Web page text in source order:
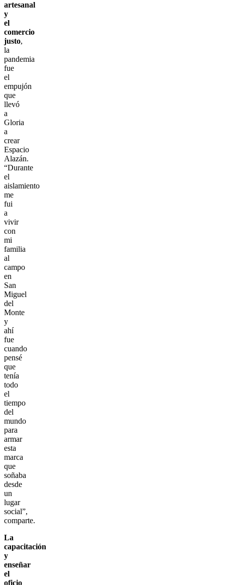
artesanal
y
el
comercio
justo,
la
pandemia
fue
el
empujón
que
llevó
a
Gloria
a
crear
Espacio
Alazán.
“Durante
el
aislamiento
me
fui
a
vivir
con
mi
familia
al
campo
en
San
Miguel
del
Monte
y
ahí
fue
cuando
pensé
que
tenía
todo
el
tiempo
del
mundo
para
armar
esta
marca
que
soñaba
desde
un
lugar
social”,
comparte.
La
capacitación
y
enseñar
el
oficio